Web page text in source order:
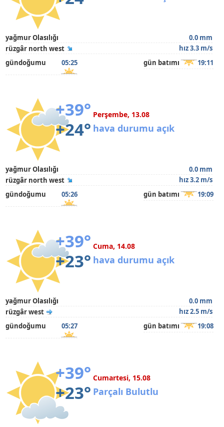
yağmur Olasılığı
0.0 mm
rüzgâr north west
hız 3.3 m/s
gündoğumu
05:25 gün batımı 19:11
+39°
+24°
Perşembe, 13.08
hava durumu açık
yağmur Olasılığı
0.0 mm
rüzgâr north west
hız 3.2 m/s
gündoğumu
05:26 gün batımı 19:09
+39°
+23°
Cuma, 14.08
hava durumu açık
yağmur Olasılığı
0.0 mm
rüzgâr west
hız 2.5 m/s
gündoğumu
05:27 gün batımı 19:08
+39°
+23°
Cumartesi, 15.08
Parçalı Bulutlu